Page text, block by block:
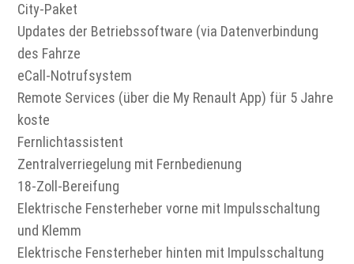
City-Paket
Updates der Betriebssoftware (via Datenverbindung
des Fahrze
eCall-Notrufsystem
Remote Services (über die My Renault App) für 5 Jahre
koste
Fernlichtassistent
Zentralverriegelung mit Fernbedienung
18-Zoll-Bereifung
Elektrische Fensterheber vorne mit Impulsschaltung
und Klemm
Elektrische Fensterheber hinten mit Impulsschaltung